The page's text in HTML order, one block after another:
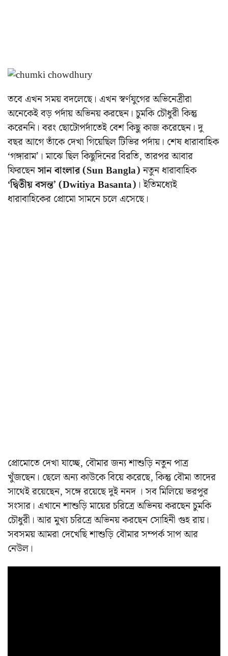
তবে এখন সময় বদলেছে। এখন স্বর্ণযুগের অভিনেত্রীরা
অনেকেই বড় পর্দায় অভিনয় করছেন। চুমকি চৌধুরী কিন্তু
করেননি। বরং ছোটোপর্দাতেই বেশ কিছু কাজ করেছেন। দু
বছর আগে তাঁকে দেখা গিয়েছিল টিভির পর্দায়। শেষ ধারাবাহিক
‘গঙ্গারাম’। মাঝে ছিল কিছুদিনের বিরতি, তারপর আবার
ফিরছেনসান বাংলার (Sun Bangla)নতুন ধারাবাহিক
‘দ্বিতীয় বসন্ত’ (Dwitiya Basanta) । ইতিমধ্যেই
ধারাবাহিকের প্রোমো সামনে চলে এসেছে।
প্রোমোতে দেখা যাচ্ছে, বৌমার জন্য শাশুড়ি নতুন পাত্র
খুঁজছেন। ছেলে অন্য কাউকে বিয়ে করেছে, কিন্তু বৌমা তাদের
সাথেই রয়েছেন, সঙ্গে রয়েছে দুই ননদ । সব মিলিয়ে ভরপুর
সংসার। এখানে শাশুড়ি মায়ের চরিত্রে অভিনয় করছেন চুমকি
চৌধুরী। আর মুখ্য চরিত্রে অভিনয় করছেন সোহিনী গুহ রায়।
সবসময় আমরা দেখেছি শাশুড়ি বৌমার সম্পর্ক সাপ আর
নেউল।